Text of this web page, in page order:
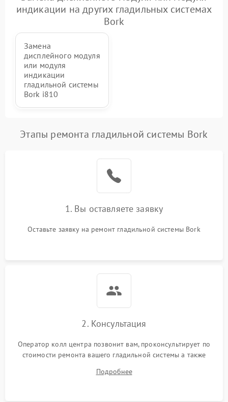
питания
плате
Неисправность кнопок
управления
Неисправность системы
отключения
Неисправность
2000 ₽ Подробнее →
индикации на других гладильных системах
Bork
Замена
дисплейного модуля
или модуля
индикации
гладильной системы
Bork i810
Этапы ремонта гладильной системы Bork
1. Вы оставляете заявку
Оставьте заявку на ремонт гладильной системы Bork
2. Консультация
Оператор колл центра позвонит вам, проконсультирует по
стоимости ремонта вашего гладильной системы а также
Подробнее